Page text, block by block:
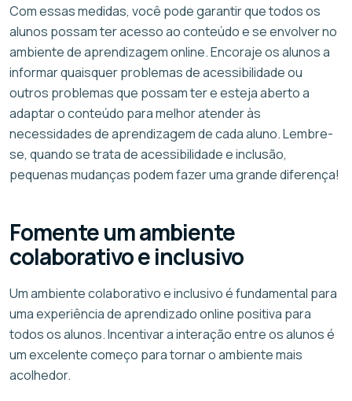
Com essas medidas, você pode garantir que todos os
alunos possam ter acesso ao conteúdo e se envolver no
ambiente de aprendizagem online. Encoraje os alunos a
informar quaisquer problemas de acessibilidade ou
outros problemas que possam ter e esteja aberto a
adaptar o conteúdo para melhor atender às
necessidades de aprendizagem de cada aluno. Lembre-
se, quando se trata de acessibilidade e inclusão,
pequenas mudanças podem fazer uma grande diferença!
Fomente um ambiente
colaborativo e inclusivo
Um ambiente colaborativo e inclusivo é fundamental para
uma experiência de aprendizado online positiva para
todos os alunos. Incentivar a interação entre os alunos é
um excelente começo para tornar o ambiente mais
acolhedor.